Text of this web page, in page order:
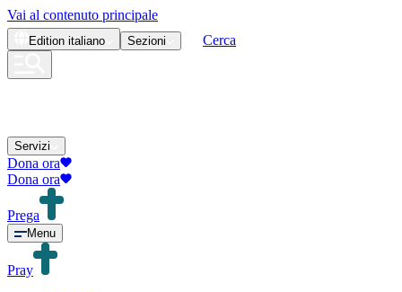
Vai al contenuto principale
Edition italiano Sezioni Cerca
Servizi
Dona ora
Dona ora
Prega
Menu
Pray